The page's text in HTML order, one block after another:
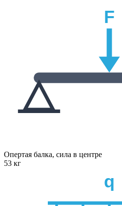
F
Опертая балка, сила в центре
53 кг
q